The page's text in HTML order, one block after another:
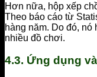
Hơn nữa, hộp xếp
Theo báo cáo từ
hàng năm. Do đó,
nhiều đồ chơi.
4.3. Ứng dụng